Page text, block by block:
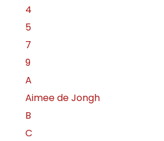
4
5
7
9
A
Aimee de Jongh
B
C